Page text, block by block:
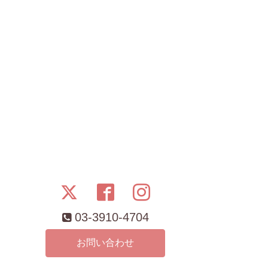
03-3910-4704
お問い合わせ